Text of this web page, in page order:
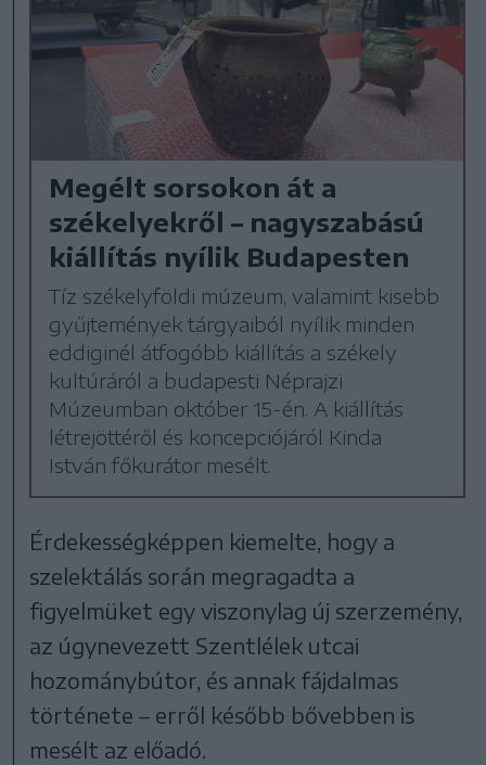
Megélt sorsokon át a
székelyekről – nagyszabású
kiállítás nyílik Budapesten
Tíz székelyföldi múzeum, valamint kisebb
gyűjtemények tárgyaiból nyílik minden
eddiginél átfogóbb kiállítás a székely
kultúráról a budapesti Néprajzi
Múzeumban október 15-én. A kiállítás
létrejöttéről és koncepciójáról Kinda
István főkurátor mesélt.
Érdekességképpen kiemelte, hogy a
szelektálás során megragadta a
figyelmüket egy viszonylag új szerzemény,
az úgynevezett Szentlélek utcai
hozománybútor, és annak fájdalmas
története – erről később bővebben is
mesélt az előadó.